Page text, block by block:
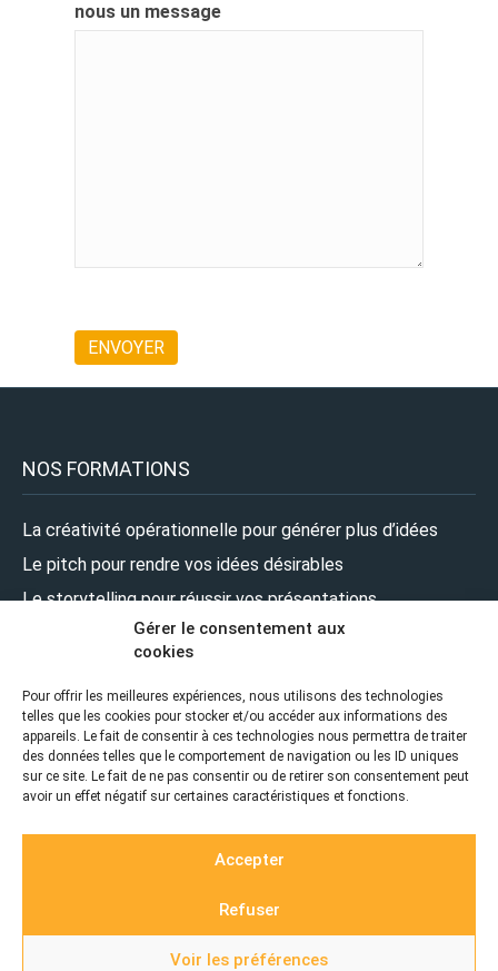
Gérer le consentement aux
cookies
Pour offrir les meilleures expériences, nous utilisons des technologies
telles que les cookies pour stocker et/ou accéder aux informations des
appareils. Le fait de consentir à ces technologies nous permettra de traiter
des données telles que le comportement de navigation ou les ID uniques
sur ce site. Le fait de ne pas consentir ou de retirer son consentement peut
avoir un effet négatif sur certaines caractéristiques et fonctions.
Accepter
Refuser
Voir les préférences
nous un message
NOS FORMATIONS
La créativité opérationnelle pour générer plus d’idées
Le pitch pour rendre vos idées désirables
Le storytelling pour réussir vos présentations
Le design pour renforcer l’impact de vos présentations
NOUS SUIVRE